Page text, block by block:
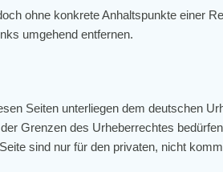
ohne konkrete Anhaltspunkte einer
umgehend entfernen.
Seiten unterliegen dem deutschen
Grenzen des Urheberrechtes
sind nur für den privaten, nicht